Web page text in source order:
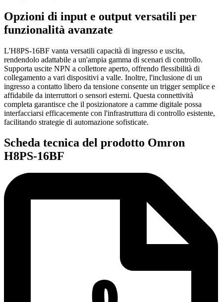
Opzioni di input e output versatili per
funzionalità avanzate
L'H8PS-16BF vanta versatili capacità di ingresso e uscita,
rendendolo adattabile a un'ampia gamma di scenari di controllo.
Supporta uscite NPN a collettore aperto, offrendo flessibilità di
collegamento a vari dispositivi a valle. Inoltre, l'inclusione di un
ingresso a contatto libero da tensione consente un trigger semplice e
affidabile da interruttori o sensori esterni. Questa connettività
completa garantisce che il posizionatore a camme digitale possa
interfacciarsi efficacemente con l'infrastruttura di controllo esistente,
facilitando strategie di automazione sofisticate.
Scheda tecnica del prodotto Omron
H8PS-16BF